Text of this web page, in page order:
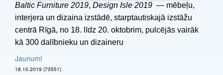
Baltic Furniture 2019, Design Isle 2019
interjera un dizaina izstādē, starptautiskajā izstāžu
centrā Rīgā, no 18. līdz 20. oktobrim, pulcējās vairāk
kā 300 dalībnieku un dizaineru
Jaunumi
18.10.2019 (73551)